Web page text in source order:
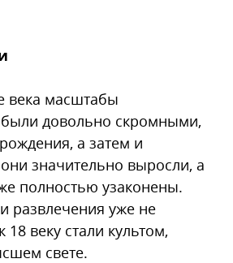
века масштабы
были довольно скромными,
а затем и
значительно выросли, а
полностью узаконены.
развлечения уже не
18 веку стали культом,
свете.